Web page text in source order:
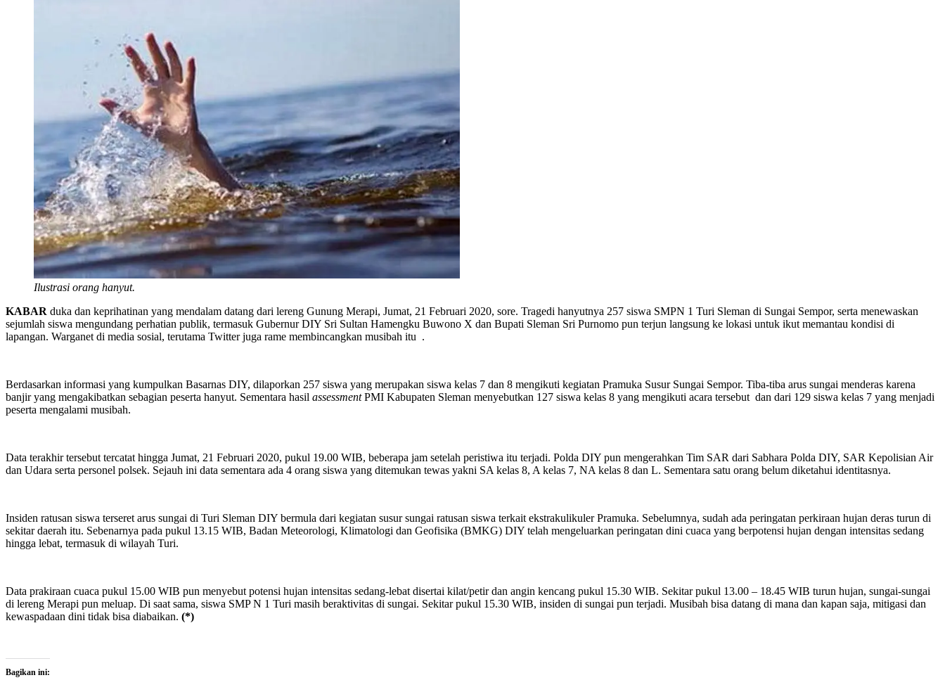
Ilustrasi orang hanyut.
KABAR duka dan keprihatinan yang mendalam datang dari lereng Gunung Merapi, Jumat, 21 Februari 2020, sore. Tragedi hanyutnya 257 siswa SMPN 1 Turi Sleman di Sungai Sempor, serta menewaskan
sejumlah siswa mengundang perhatian publik, termasuk Gubernur DIY Sri Sultan Hamengku Buwono X dan Bupati Sleman Sri Purnomo pun terjun langsung ke lokasi untuk ikut memantau kondisi di
lapangan. Warganet di media sosial, terutama Twitter juga rame membincangkan musibah itu .
Berdasarkan informasi yang kumpulkan Basarnas DIY, dilaporkan 257 siswa yang merupakan siswa kelas 7 dan 8 mengikuti kegiatan Pramuka Susur Sungai Sempor. Tiba-tiba arus sungai menderas karena
banjir yang mengakibatkan sebagian peserta hanyut. Sementara hasil assessmentPMI Kabupaten Sleman menyebutkan 127 siswa kelas 8 yang mengikuti acara tersebut dan dari 129 siswa kelas 7 yang menjadi
peserta mengalami musibah.
Data terakhir tersebut tercatat hingga Jumat, 21 Februari 2020, pukul 19.00 WIB, beberapa jam setelah peristiwa itu terjadi. Polda DIY pun mengerahkan Tim SAR dari Sabhara Polda DIY, SAR Kepolisian Air
dan Udara serta personel polsek. Sejauh ini data sementara ada 4 orang siswa yang ditemukan tewas yakni SA kelas 8, A kelas 7, NA kelas 8 dan L. Sementara satu orang belum diketahui identitasnya.
Insiden ratusan siswa terseret arus sungai di Turi Sleman DIY bermula dari kegiatan susur sungai ratusan siswa terkait ekstrakulikuler Pramuka. Sebelumnya, sudah ada peringatan perkiraan hujan deras turun di
sekitar daerah itu. Sebenarnya pada pukul 13.15 WIB, Badan Meteorologi, Klimatologi dan Geofisika (BMKG) DIY telah mengeluarkan peringatan dini cuaca yang berpotensi hujan dengan intensitas sedang
hingga lebat, termasuk di wilayah Turi.
Data prakiraan cuaca pukul 15.00 WIB pun menyebut potensi hujan intensitas sedang-lebat disertai kilat/petir dan angin kencang pukul 15.30 WIB. Sekitar pukul 13.00 – 18.45 WIB turun hujan, sungai-sungai
di lereng Merapi pun meluap. Di saat sama, siswa SMP N 1 Turi masih beraktivitas di sungai. Sekitar pukul 15.30 WIB, insiden di sungai pun terjadi. Musibah bisa datang di mana dan kapan saja, mitigasi dan
kewaspadaan dini tidak bisa diabaikan. (*)
Bagikan ini: